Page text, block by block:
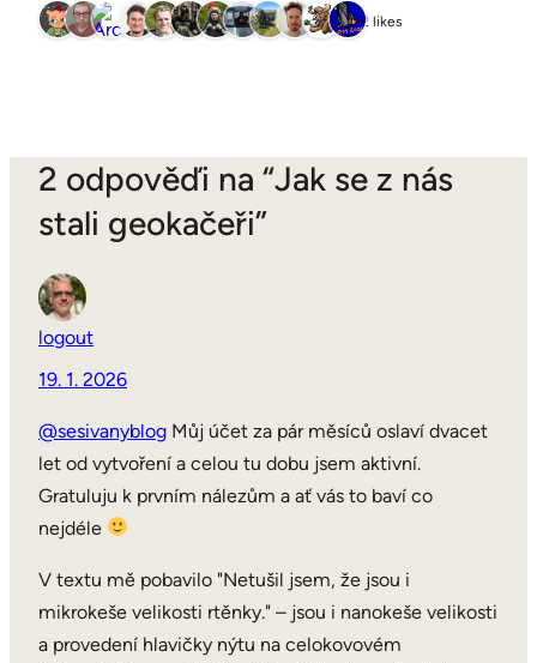
12 likes
2 odpověďi na “Jak se z nás
stali geokačeři”
logout
19. 1. 2026
@sesivanyblog Můj účet za pár měsíců oslaví dvacet
let od vytvoření a celou tu dobu jsem aktivní.
Gratuluju k prvním nálezům a ať vás to baví co
nejdéle
V textu mě pobavilo "Netušil jsem, že jsou i
mikrokeše velikosti rtěnky." – jsou i nanokeše velikosti
a provedení hlavičky nýtu na celokovovém